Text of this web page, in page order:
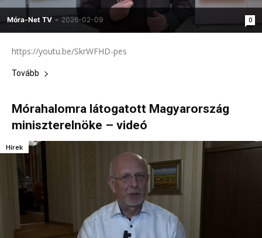
Móra-Net TV - 2026-02-09 0
https://youtu.be/SkrWFHD-pes
Tovább
Mórahalomra látogatott Magyarország
miniszterelnöke – videó
Hírek